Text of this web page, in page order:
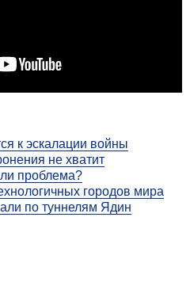
к эскалации войны
не хватит
проблема?
городов мира
по туннелям Ядин